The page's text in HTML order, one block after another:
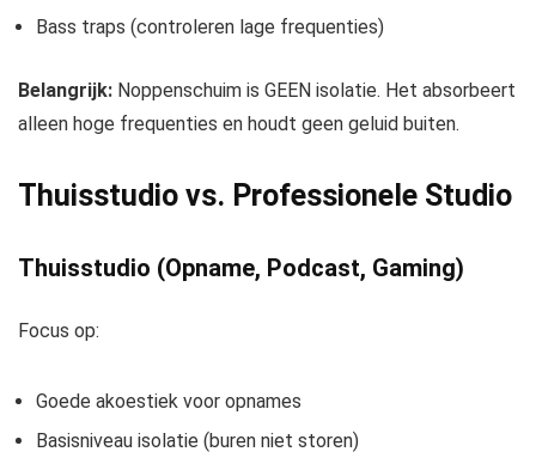
Bass traps (controleren lage frequenties)
Belangrijk: Noppenschuim is GEEN isolatie. Het absorbeert
alleen hoge frequenties en houdt geen geluid buiten.
Thuisstudio vs. Professionele Studio
Thuisstudio (Opname, Podcast, Gaming)
Focus op:
Goede akoestiek voor opnames
Basisniveau isolatie (buren niet storen)